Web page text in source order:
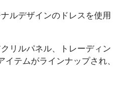
ルデザインのドレスを使用
リルパネル、トレーディン
テムがラインナップされ、